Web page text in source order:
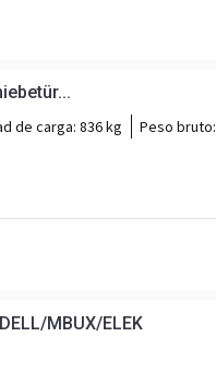
de carga: 836 kg Peso bruto:
MBUX/ELEK